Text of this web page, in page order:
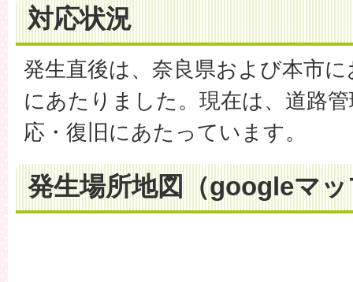
対応状況
発生直後は、奈良県および本市
にあたりました。現在は、道路
応・復旧にあたっています。
発生場所地図（googleマ